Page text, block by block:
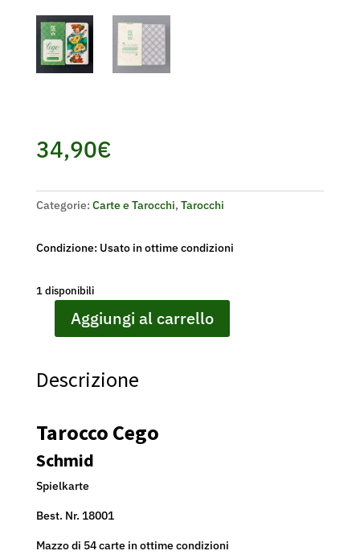
34,90€
Categorie: Carte e Tarocchi, Tarocchi
Condizione: Usato in ottime condizioni
1 disponibili
TAROCCO
SCHMID
quantità
Aggiungi al carrello
Descrizione
Tarocco Cego
Schmid
Spielkarte
Best. Nr. 18001
Mazzo di 54 carte in ottime condizioni